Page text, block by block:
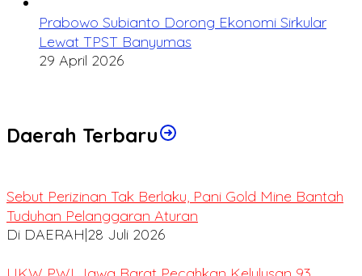
Prabowo Subianto Dorong Ekonomi Sirkular
Lewat TPST Banyumas
29 April 2026
Daerah Terbaru
Sebut Perizinan Tak Berlaku, Pani Gold Mine Bantah
Tuduhan Pelanggaran Aturan
Di DAERAH|28 Juli 2026